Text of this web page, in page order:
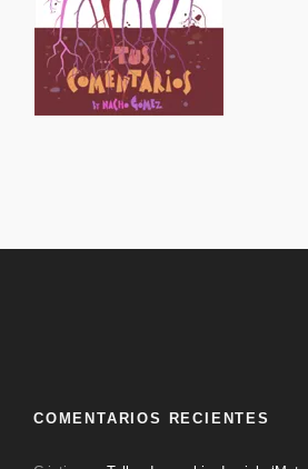
COMENTARIOS RECIENTES